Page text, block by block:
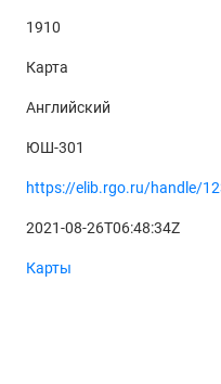
1910
Карта
Английский
ЮШ-301
https://elib.rgo.ru/handle/
2021-08-26T06:48:34Z
Карты